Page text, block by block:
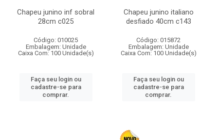
Chapeu junino inf sobral
28cm c025
Código: 010025
Embalagem: Unidade
Caixa Com: 100 Unidade(s)
Faça seu login ou
cadastre-se para
comprar.
Chapeu junino italiano
desfiado 40cm c143
Código: 015872
Embalagem: Unidade
Caixa Com: 100 Unidade(s)
Faça seu login ou
cadastre-se para
comprar.